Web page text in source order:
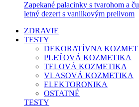
Zapekané palacinky s tvarohom a
letný dezert s vanilkovým prelivom
ZDRAVIE
TESTY
DEKORATÍVNA
PLEŤOVÁ KOZMETIKA
TELOVÁ KOZMETIKA
VLASOVÁ KOZMETIKA
ELEKTORONIKA
OSTATNÉ
TESTY